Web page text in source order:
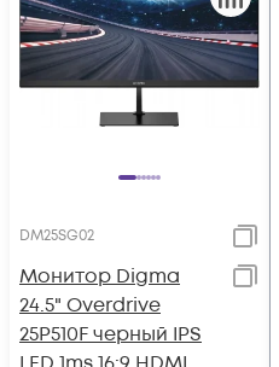
DM25SG02
Монитор Digma
24.5" Overdrive
25P510F черный IPS